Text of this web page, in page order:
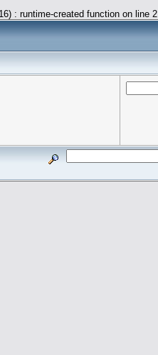
: runtime-created function on line 2